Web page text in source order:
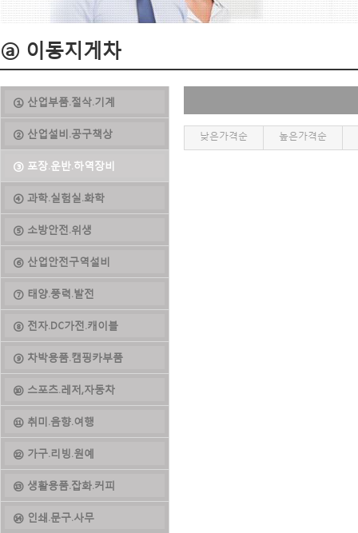
ⓐ 이동지게차
① 산업부품.절삭.기계
② 산업설비.공구책상
③ 포장.운반.하역장비
④ 과학.실험실.화학
⑤ 소방안전.위생
⑥ 산업안전구역설비
⑦ 태양.풍력.발전
⑧ 전자.DC가전.캐이블
⑨ 차박용품.캠핑카부품
⑩ 스포츠.레저,자동차
⑪ 취미.음향.여행
⑫ 가구.리빙.원예
⑬ 생활용품.잡화.커피
⑭ 인쇄.문구.사무
낮은가격순 높은가격순